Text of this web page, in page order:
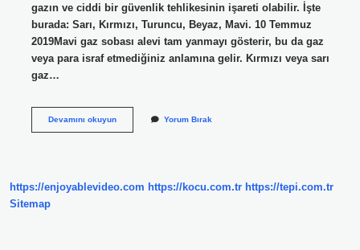
gazın ve ciddi bir güvenlik tehlikesinin işareti olabilir. İşte
burada: Sarı, Kırmızı, Turuncu, Beyaz, Mavi. 10 Temmuz
2019Mavi gaz sobası alevi tam yanmayı gösterir, bu da gaz
veya para israf etmediğiniz anlamına gelir. Kırmızı veya sarı
gaz…
Devamını okuyunAteşin
Yorum Bırak
https://enjoyablevideo.com https://kocu.com.tr https://tepi.com.tr
Sitemap